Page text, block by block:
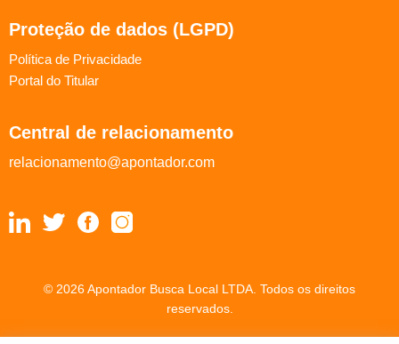
Proteção de dados (LGPD)
Política de Privacidade
Portal do Titular
Central de relacionamento
relacionamento@apontador.com
© 2026 Apontador Busca Local LTDA. Todos os direitos
reservados.